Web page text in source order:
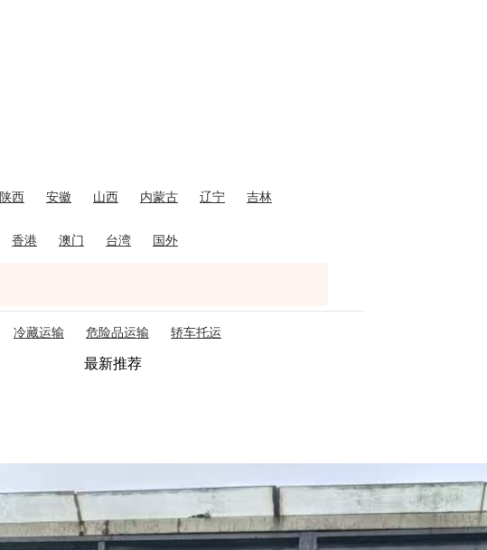
陕西 安徽 山西 内蒙古 辽宁 吉林
香港 澳门 台湾 国外
冷藏运输 危险品运输 轿车托运
最新推荐